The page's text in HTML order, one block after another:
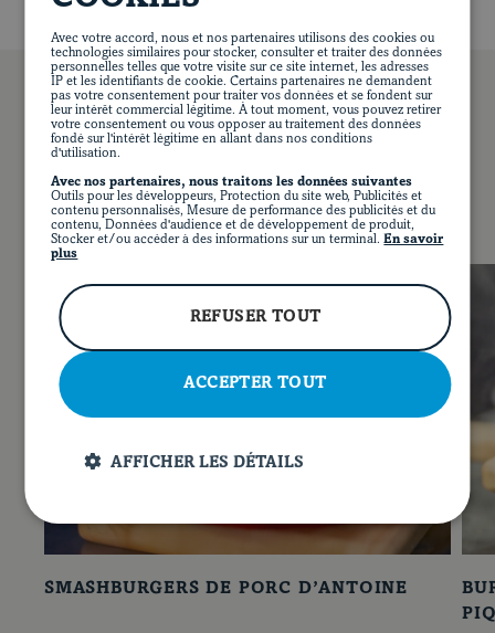
EN
FACEBOOKINSTAGRAMPINTEREST
SMASHBURGERS DE PORC D’ANTOINE
Avec votre accord, nous et nos partenaires utilisons des cookies ou
technologies similaires pour stocker, consulter et traiter des données
personnelles telles que votre visite sur ce site internet, les adresses
IP et les identifiants de cookie. Certains partenaires ne demandent
pas votre consentement pour traiter vos données et se fondent sur
leur intérêt commercial légitime. À tout moment, vous pouvez retirer
votre consentement ou vous opposer au traitement des données
fondé sur l'intérêt légitime en allant dans nos conditions
d'utilisation.
Avec nos partenaires, nous traitons les données suivantes
Outils pour les développeurs, Protection du site web, Publicités et
contenu personnalisés, Mesure de performance des publicités et du
contenu, Données d'audience et de développement de produit,
Stocker et/ou accéder à des informations sur un terminal. En savoir
plus
ACCEPTER TOUT
REFUSER TOUT
AFFICHER LES DÉTAILS